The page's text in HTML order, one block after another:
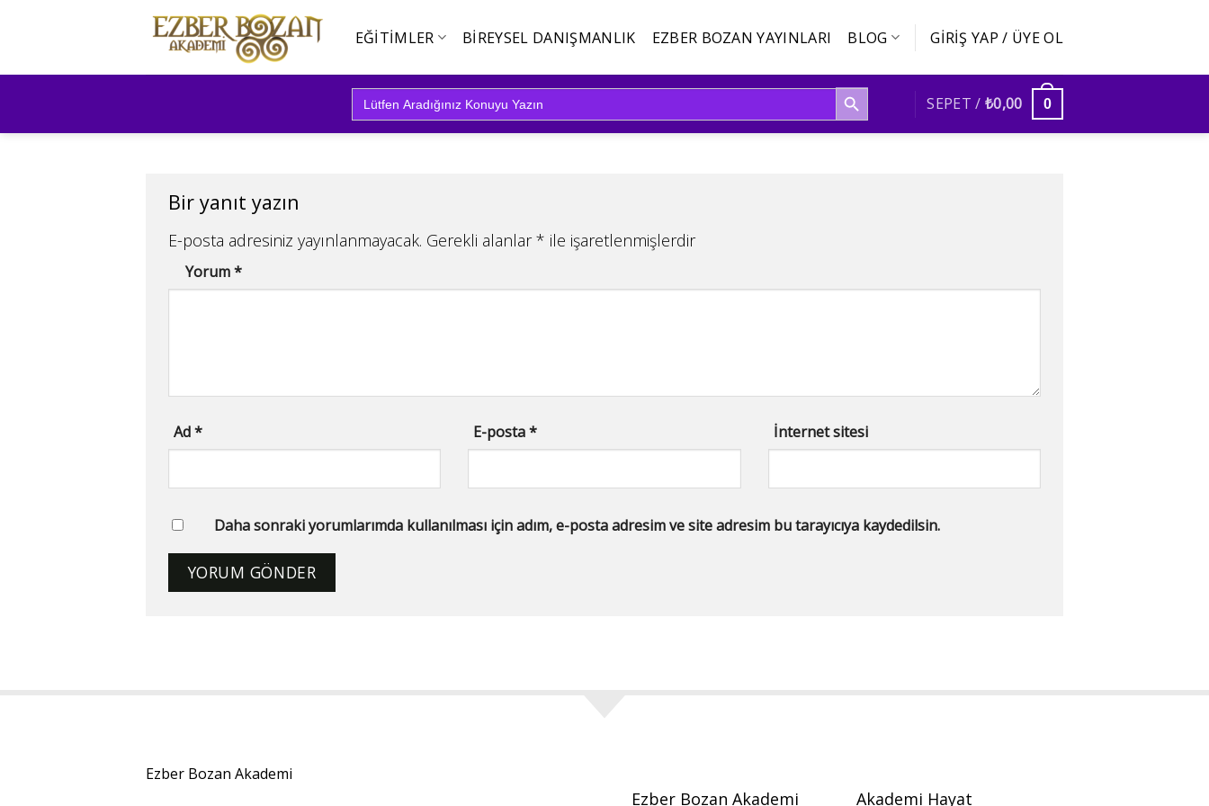
EĞITIMLER BIREYSEL DANIŞMANLIK EZBER BOZAN YAYINLARI BLOG GIRIŞ YAP / ÜYE OL
Search
for:
SEARCH BUTTON
SEPET / ₺0,00 0
Bir yanıt yazın
E-posta adresiniz yayınlanmayacak. Gerekli alanlar * ile işaretlenmişlerdir
Yorum*
Ad* E-posta* İnternet sitesi
Daha sonraki yorumlarımda kullanılması için adım, e-posta adresim ve site adresim bu tarayıcıya kaydedilsin.
Ezber Bozan Akademi
Ezber Bozan Akademi Akademi Hayat